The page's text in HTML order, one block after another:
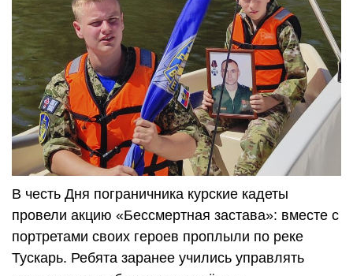
В честь Дня пограничника курские кадеты
провели акцию «Бессмертная застава»: вместе с
портретами своих героев проплыли по реке
Тускарь. Ребята заранее учились управлять